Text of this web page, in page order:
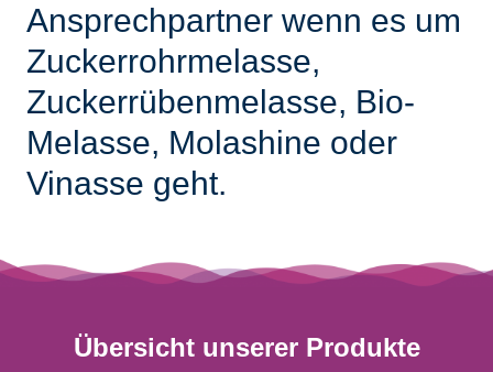
Ansprechpartner wenn es um
Zuckerrohrmelasse,
Zuckerrübenmelasse, Bio-
Melasse, Molashine oder
Vinasse geht.
Übersicht unserer Produkte